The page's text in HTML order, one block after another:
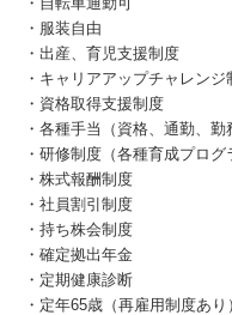
・服装自由
・出産、育児支援制度
・キャリアアップチャレンジ
・資格取得支援制度
・各種手当（資格、通勤、勤
・研修制度（各種育成プログ
・株式報酬制度
・社員割引制度
・持ち株会制度
・確定拠出年金
・定期健康診断
・定年65歳（再雇用制度あり